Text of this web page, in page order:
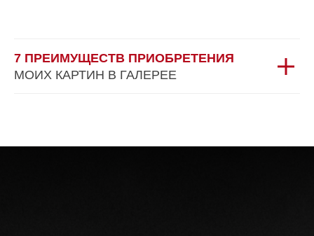
7 ПРЕИМУЩЕСТВ ПРИОБРЕТЕНИЯ
МОИХ КАРТИН В ГАЛЕРЕЕ